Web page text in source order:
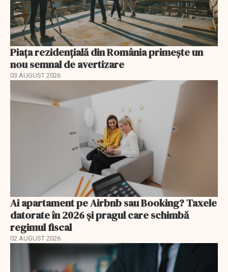
Piața rezidențială din România primește un
nou semnal de avertizare
03 AUGUST 2026
Ai apartament pe Airbnb sau Booking? Taxele
datorate în 2026 și pragul care schimbă
regimul fiscal
02 AUGUST 2026